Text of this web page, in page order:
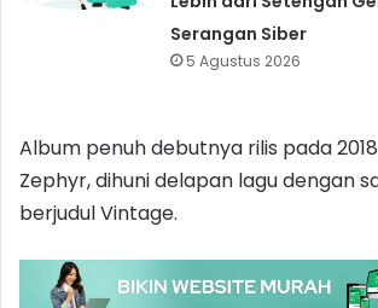
Serangan Siber
5 Agustus 2026
Album penuh debutnya rilis pada
Zephyr, dihuni delapan lagu dengan
berjudul Vintage.